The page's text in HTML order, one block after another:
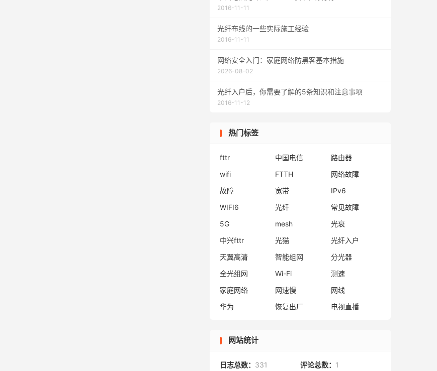
2016-11-11
光纤布线的一些实际施工经验
2016-11-11
网络安全入门：家庭网络防黑客基本措施
2026-08-02
光纤入户后，你需要了解的5条知识和注意事项
2016-11-12
热门标签
fttr 中国电信
路由器
wifi
FTTH
网络故障
故障
宽带
IPv6
WIFI6
光纤
常见故障
5G
mesh
光衰
中兴fttr
光猫
光纤入户
天翼高清
智能组网
分光器
全光组网
Wi-Fi
测速
家庭网络
网速慢
网线
华为
恢复出厂 电视直播
网站统计
日志总数： 331 评论总数： 1